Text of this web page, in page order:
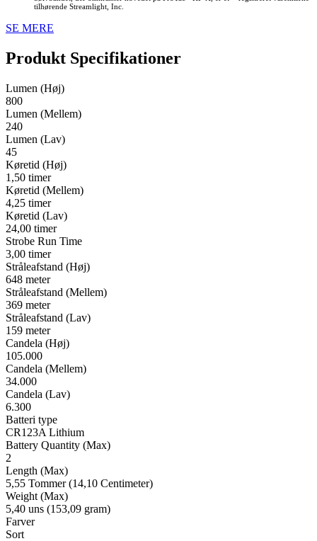
tilhørende Streamlight, Inc.
SE MERE
Produkt Specifikationer
Lumen (Høj)
800
Lumen (Mellem)
240
Lumen (Lav)
45
Køretid (Høj)
1,50 timer
Køretid (Mellem)
4,25 timer
Køretid (Lav)
24,00 timer
Strobe Run Time
3,00 timer
Stråleafstand (Høj)
648 meter
Stråleafstand (Mellem)
369 meter
Stråleafstand (Lav)
159 meter
Candela (Høj)
105.000
Candela (Mellem)
34.000
Candela (Lav)
6.300
Batteri type
CR123A Lithium
Battery Quantity (Max)
2
Length (Max)
5,55 Tommer (14,10 Centimeter)
Weight (Max)
5,40 uns (153,09 gram)
Farver
Sort